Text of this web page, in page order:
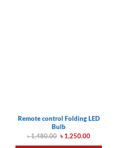
Remote control Folding LED
Bulb
৳1,480.00 Original
price
৳1,250.00Current